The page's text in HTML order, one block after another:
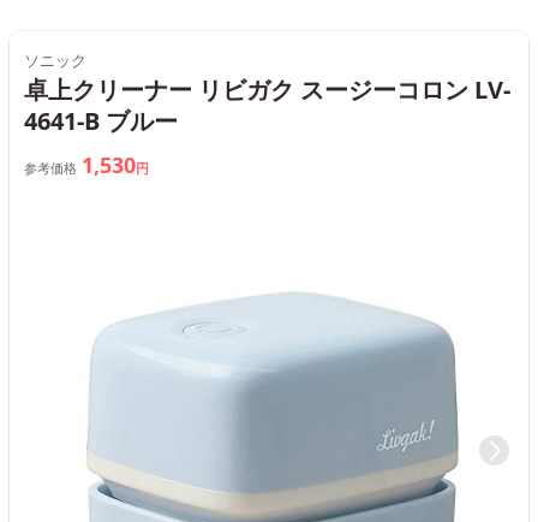
ソニック
卓上クリーナー リビガク スージーコロン LV-
4641-B ブルー
参考価格 1,530円